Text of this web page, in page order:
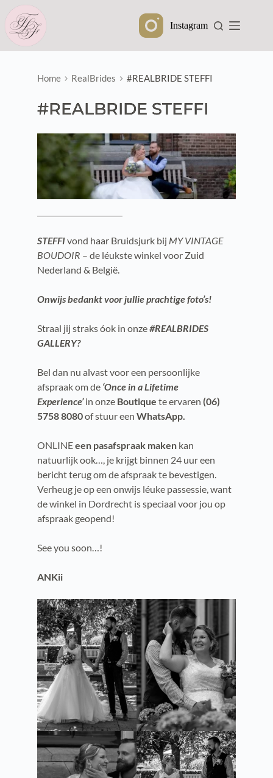
naar
inhoud
Instagram
Home RealBrides #REALBRIDE STEFFI
#REALBRIDE STEFFI
STEFFIvond haar Bruidsjurk bij MY VINTAGE
BOUDOIR – de léukste winkel voor Zuid
Nederland & België.
Onwijs bedankt voor jullie prachtige foto’s!
Straal jij straks óok in onze#REALBRIDES
GALLERY?
Bel dan nu alvast voor een persoonlijke
afspraak om de ‘Once in a Lifetime
Experience’ in onze Boutique te ervaren (06)
5758 8080of stuur een WhatsApp.
ONLINEeen pasafspraak makenkan
natuurlijk ook…, je krijgt binnen 24 uur een
bericht terug om de afspraak te bevestigen.
Verheug je op een onwijs léuke passessie, want
de winkel in Dordrecht is speciaal voor jou op
afspraak geopend!
See you soon…!
ANKii